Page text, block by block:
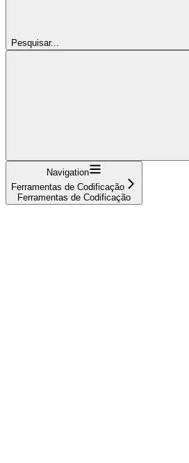
Pesquisar...
Navigation
Ferramentas de Codificação
Ferramentas de Codificação